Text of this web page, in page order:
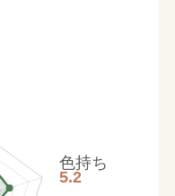
色持ち
5.2